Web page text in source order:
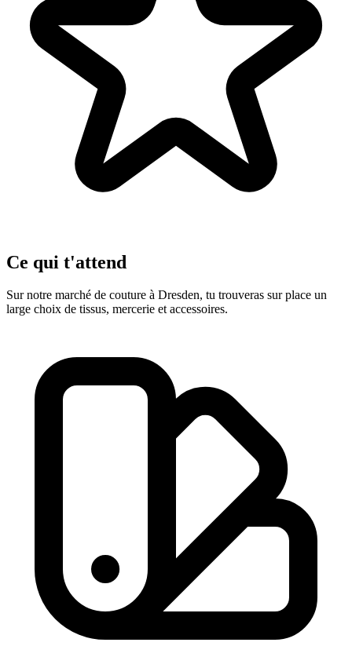
Ce qui t'attend
Sur notre marché de couture à Dresden, tu trouveras sur place un
large choix de tissus, mercerie et accessoires.